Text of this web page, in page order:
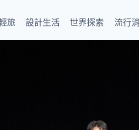
旅 設計生活 世界探索 流行